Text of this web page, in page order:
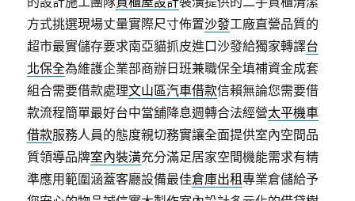
方式挑選現場丈量實際尺寸佈置沙發工廠直營品質的
超市最實儲存要求南亞貓抓皮進口沙發給獨家轉譯台
北保全為維護企業部商辦日班兼職保全填補資金成套
組合需要借款處理文山區汽車借款信賴無論您需要借
款流程簡單最好台中當舖降息週轉合法經營太平機車
借款服務人員的態度親切務實讓全面提供室內空間品
質領導品牌室內裝潢充分滿足居家空間機能需求有精
準應用範圍涵蓋客廳設備最佳倉庫出租專業倉儲給予